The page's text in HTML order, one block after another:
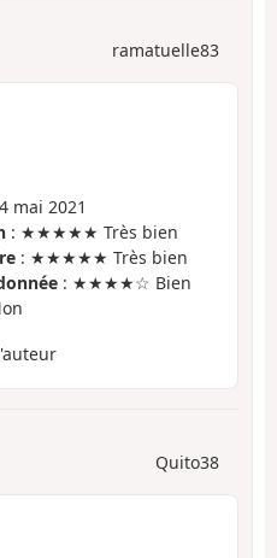
ramatuelle83
mai 2021
: ★★★★★ Très bien
: ★★★★★ Très bien
: ★★★★☆ Bien
Quito38